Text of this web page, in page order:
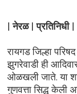
| नेरळ | प्रतिनिधी |
रायगड जिल्हा
झुगरेवाडी ही
ओळखली जाते. या
गुणवत्ता सिद्ध केली